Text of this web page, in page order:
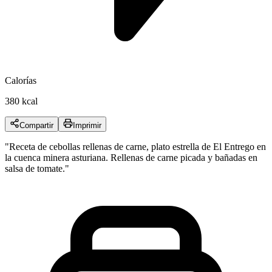
Calorías
380 kcal
Compartir Imprimir
"Receta de cebollas rellenas de carne, plato estrella de El Entrego en
la cuenca minera asturiana. Rellenas de carne picada y bañadas en
salsa de tomate."